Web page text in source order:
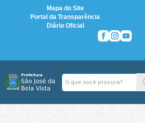
Mapa do Site
Portal da Transparência
Diário Oficial